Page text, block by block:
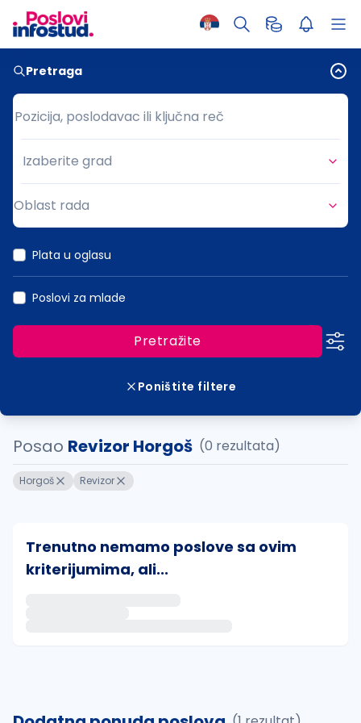
Pretraga
Pozicija, poslodavac ili ključna reč
Pozicija, poslodavac ili ključna reč
Grad
Izaberite grad
Oblast rada
Plata u oglasu
Poslovi za mlade
Pretražite
Poništite filtere
Posao Revizor Horgoš (0 rezultata)
Horgoš Revizor
Trenutno nemamo poslove sa ovim
kriterijumima, ali...